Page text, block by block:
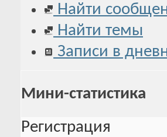
Найти
Найти темы
Записи в
Мини-статистика
Регистрация